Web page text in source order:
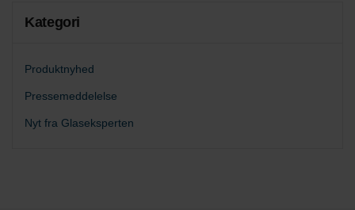
Kategori
Produktnyhed
Pressemeddelelse
Nyt fra Glaseksperten